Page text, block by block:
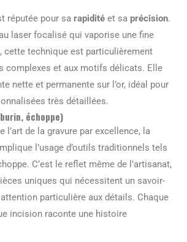
réputée pour sa rapidité et sa précision.
laser focalisé qui vaporise une fine
cette technique est particulièrement
complexes et aux motifs délicats. Elle
nette et permanente sur l’or, idéal pour
très détaillées.
échoppe)
l’art de la gravure par excellence, la
l’usage d’outils traditionnels tels
C’est le reflet même de l’artisanat,
uniques qui nécessitent un savoir-
particulière aux détails. Chaque
incision raconte une histoire